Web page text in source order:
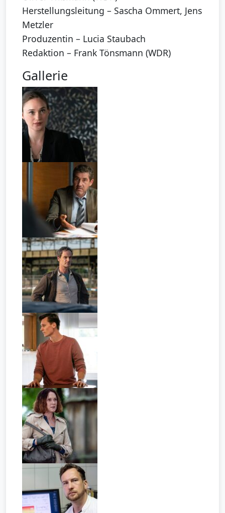
Herstellungsleitung – Sascha Ommert, Jens
Metzler
Produzentin – Lucia Staubach
Redaktion – Frank Tönsmann (WDR)
Gallerie